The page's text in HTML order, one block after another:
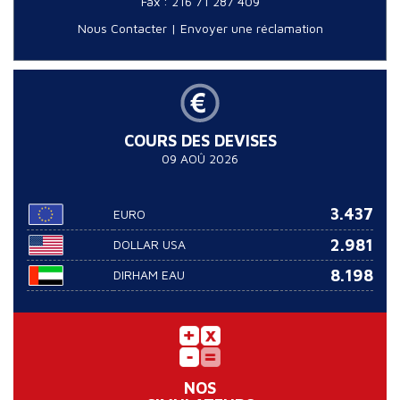
Nous Contacter| Envoyer une réclamation
COURS DES DEVISES
09 AOÛ 2026
EURO 3.437
DOLLAR USA 2.981
DIRHAM EAU 8.198
NOS